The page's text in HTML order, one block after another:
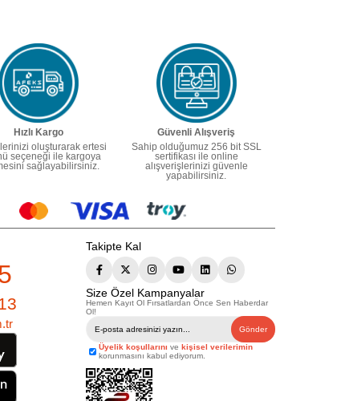
Hızlı Kargo
oluşturarak ertesi
seçeneği ile kargoya
sağlayabilirsiniz.
Güvenli Alışveriş
Sahip olduğumuz 256 bit SSL
sertifikası ile online
alışverişlerinizi güvenle
yapabilirsiniz.
Takipte Kal
Size Özel Kampanyalar
Hemen Kayıt Ol Fırsatlardan Önce Sen Haberdar
Ol!
Gönder
Üyelik koşullarını ve kişisel verilerimin
korunmasını kabul ediyorum.